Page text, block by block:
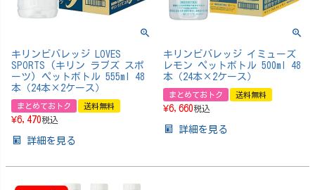
キリンビバレッジ LOVES
SPORTS (キリン ラブズ スポ
ーツ) ペットボトル 555ml 48
本（24本×2ケース）
まとめておトク 送料無料
¥6,470税込
詳細を見る
キリンビバレッジ イミューズ
レモン ペットボトル 500ml 48
本（24本×2ケース）
まとめておトク 送料無料
¥6,660税込
詳細を見る